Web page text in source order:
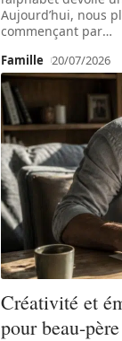
Aujourd’hui, nous
commençant par…
Famille 20/07/2026
Créativité et
pour beau-